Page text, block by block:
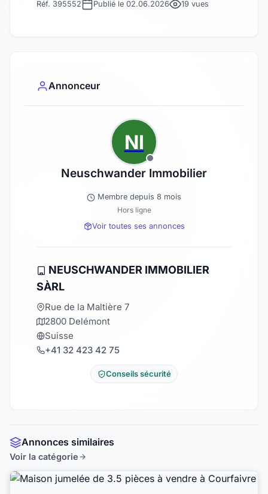
Réf. 395552 Publié le 02.06.2026 19 vues
Annonceur
NI
Neuschwander Immobilier
Membre depuis 8 mois
Hors ligne
Voir toutes ses annonces
NEUSCHWANDER IMMOBILIER
SÀRL
Rue de la Maltière 7
2800 Delémont
Suisse
+41 32 423 42 75
Conseils sécurité
Annonces similaires
Voir la catégorie